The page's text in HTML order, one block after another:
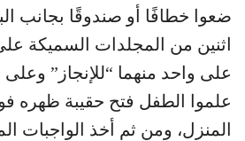
ضعوا خطافًا أو صندوقًا بجانب
اثنين من المجلدات السميكة على
على واحد منهما “للإنجاز” وعلى
علموا الطفل فتح حقيبة ظهره
المنزل، ومن ثم أخذ الواجبات